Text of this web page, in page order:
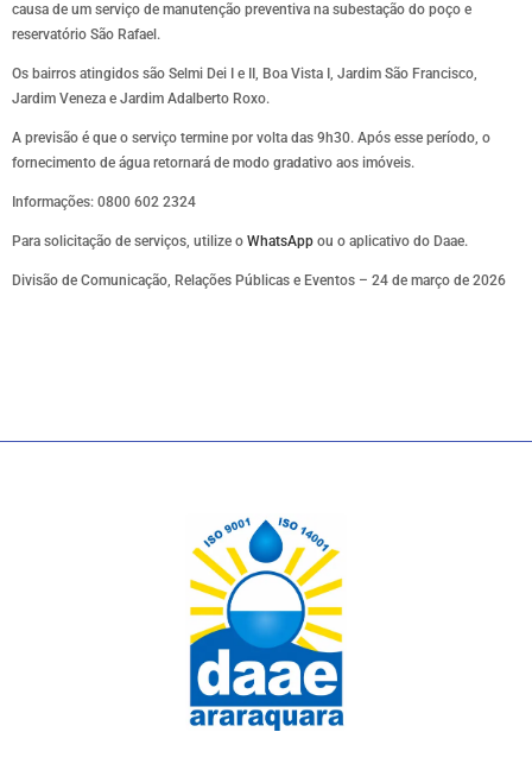
causa de um serviço de manutenção preventiva na subestação do poço e
reservatório São Rafael.
Os bairros atingidos são Selmi Dei I e II, Boa Vista I, Jardim São Francisco,
Jardim Veneza e Jardim Adalberto Roxo.
A previsão é que o serviço termine por volta das 9h30. Após esse período, o
fornecimento de água retornará de modo gradativo aos imóveis.
Informações: 0800 602 2324
Para solicitação de serviços, utilize o WhatsApp ou o aplicativo do Daae.
Divisão de Comunicação, Relações Públicas e Eventos – 24 de março de 2026